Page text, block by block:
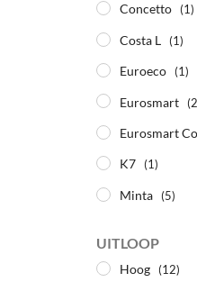
Concetto (1)
Costa L (1)
Euroeco (1)
Eurosmart
Eurosmart
K7 (1)
Minta (5)
UITLOOP
Hoog (12)